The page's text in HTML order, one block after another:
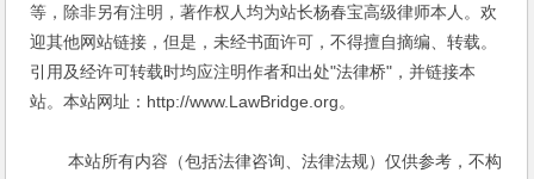
等，除非另有注明，著作权人均为站长杨春宝高级律师本人。欢
迎其他网站链接，但是，未经书面许可，不得擅自摘编、转载。
引用及经许可转载时均应注明作者和出处"法律桥"，并链接本
站。本站网址：http://www.LawBridge.org。
本站所有内容（包括法律咨询、法律法规）仅供参考，不构